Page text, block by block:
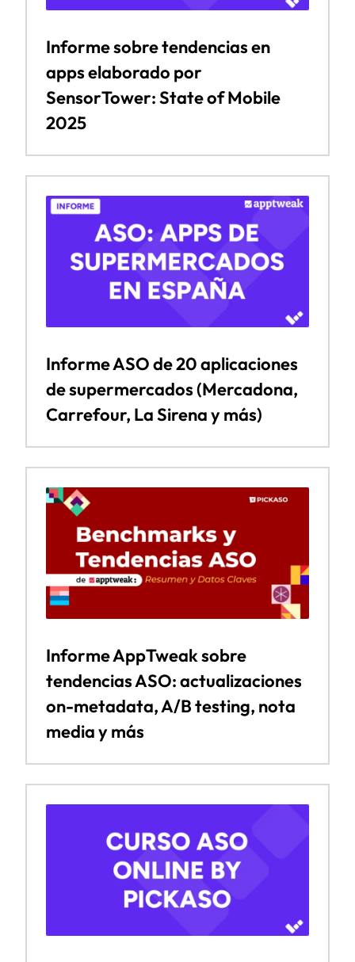
Informe sobre tendencias en
apps elaborado por
SensorTower: State of Mobile
2025
Informe ASO de 20 aplicaciones
de supermercados (Mercadona,
Carrefour, La Sirena y más)
Informe AppTweak sobre
tendencias ASO: actualizaciones
on-metadata, A/B testing, nota
media y más